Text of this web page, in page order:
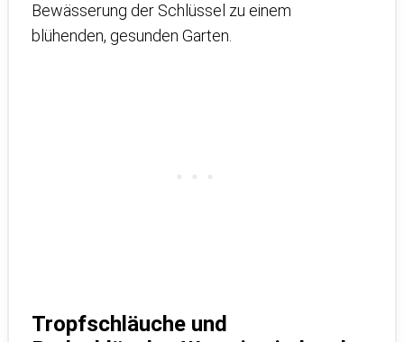
Bewässerung der Schlüssel zu einem
blühenden, gesunden Garten.
Tropfschläuche und